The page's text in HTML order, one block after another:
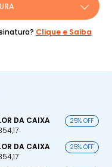
Clique e Saiba
DA CAIXA
25% OFF
DA CAIXA
25% OFF